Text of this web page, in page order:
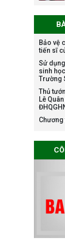
Bảo vệ
tiến sĩ
Sử
sinh
Trường
ứng
Thủ
Lê